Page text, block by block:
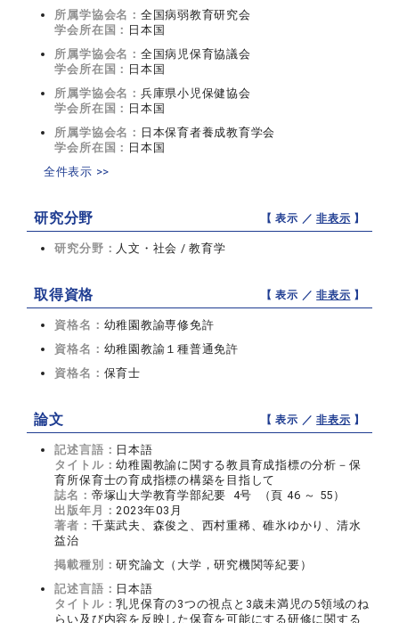
所属学協会名： 全国病弱教育研究会
学会所在国： 日本国
所属学協会名： 全国病児保育協議会
学会所在国： 日本国
所属学協会名： 兵庫県小児保健協会
学会所在国： 日本国
所属学協会名： 日本保育者養成教育学会
学会所在国： 日本国
全件表示 >>
研究分野 【 表示 ／非表示 】
研究分野： 人文・社会 / 教育学
取得資格 【 表示 ／非表示 】
資格名： 幼稚園教諭専修免許
資格名： 幼稚園教諭１種普通免許
資格名： 保育士
論文 【 表示 ／非表示 】
記述言語： 日本語
タイトル：幼稚園教諭に関する教員育成指標の分析－保
育所保育士の育成指標の構築を目指して
誌名： 帝塚山大学教育学部紀要 4号 （頁 46 ～ 55）
出版年月：2023年03月
著者： 千葉武夫、森俊之、西村重稀、碓氷ゆかり、清水
益治
掲載種別：研究論文（大学，研究機関等紀要）
記述言語： 日本語
タイトル：乳児保育の3つの視点と3歳未満児の5領域のね
らい及び内容を反映した保育を可能にする研修に関する